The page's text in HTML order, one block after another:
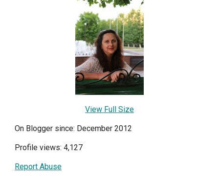
View Full Size
On Blogger since: December 2012
Profile views: 4,127
Report Abuse